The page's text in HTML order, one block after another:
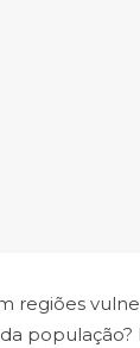
regiões
população?